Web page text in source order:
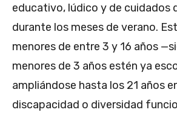
educativo, lúdico y de cuidados
durante los meses de verano.
menores de entre 3 y 16 años
menores de 3 años estén ya
ampliándose hasta los 21 años
discapacidad o diversidad